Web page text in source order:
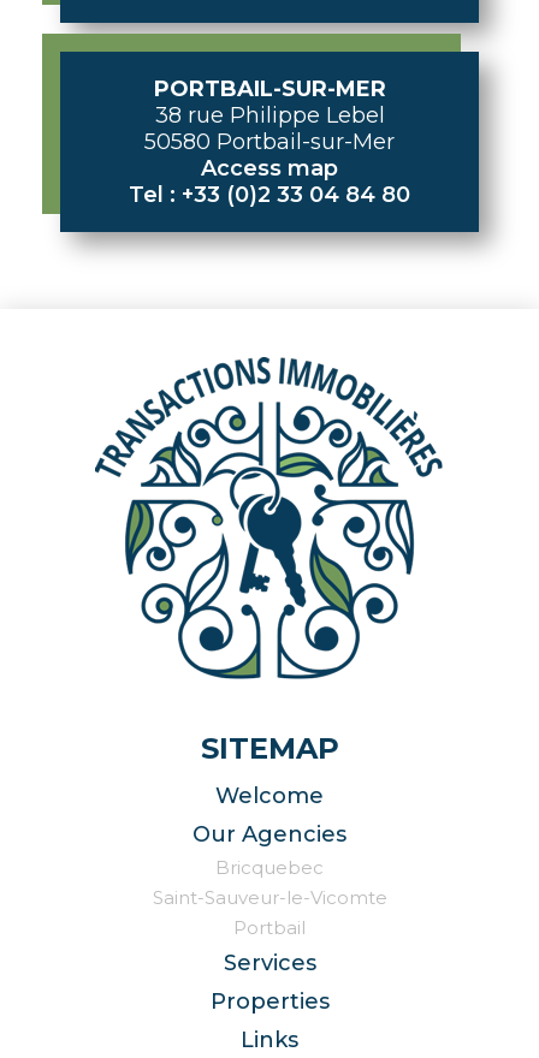
PORTBAIL-SUR-MER
38 rue Philippe Lebel
50580 Portbail-sur-Mer
Access map
Tel : +33 (0)2 33 04 84 80
SITEMAP
Welcome
Our Agencies
Bricquebec
Saint-Sauveur-le-Vicomte
Portbail
Services
Properties
Links